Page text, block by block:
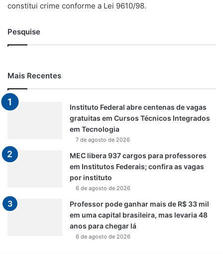
constitui crime conforme a Lei 9610/98.
Pesquise
Mais Recentes
Instituto Federal abre centenas de vagas
gratuitas em Cursos Técnicos Integrados
em Tecnologia
7 de agosto de 2026
MEC libera 937 cargos para professores
em Institutos Federais; confira as vagas
por instituto
6 de agosto de 2026
Professor pode ganhar mais de R$ 33 mil
em uma capital brasileira, mas levaria 48
anos para chegar lá
6 de agosto de 2026